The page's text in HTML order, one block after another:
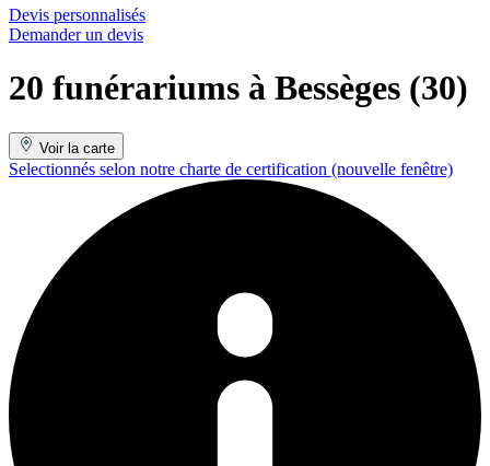
Devis personnalisés
Demander un devis
20 funérariums à Bessèges (30)
Voir la carte
Selectionnés selon notre charte de certification (nouvelle fenêtre)